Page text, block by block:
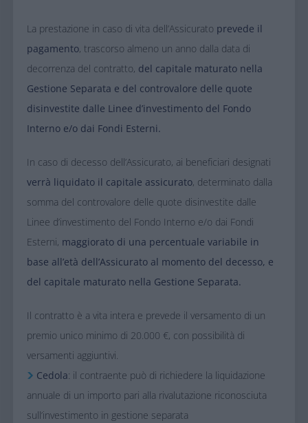
La prestazione in caso di vita dell’Assicurato prevede il
pagamento, trascorso almeno un anno dalla data di
decorrenza del contratto, del capitale maturato nella
Gestione Separata e del controvalore delle quote
disinvestite dalle Linee d’investimento del Fondo
Interno e/o dai Fondi Esterni.
In caso di decesso dell’Assicurato, ai beneficiari designati
verrà liquidato il capitale assicurato, determinato dalla
somma del controvalore delle quote disinvestite dalle
Linee d’investimento del Fondo Interno e/o dai Fondi
Esterni, maggiorato di una percentuale variabile in
base all’età dell’Assicurato al momento del decesso, e
del capitale maturato nella Gestione Separata.
Il contratto è a vita intera e prevede il versamento di un
premio unico minimo di 20.000 €, con possibilità di
versamenti aggiuntivi.​
Cedola: il contraente può di richiedere la liquidazione
annuale di un importo pari alla rivalutazione riconosciuta
sull’investimento in gestione separata